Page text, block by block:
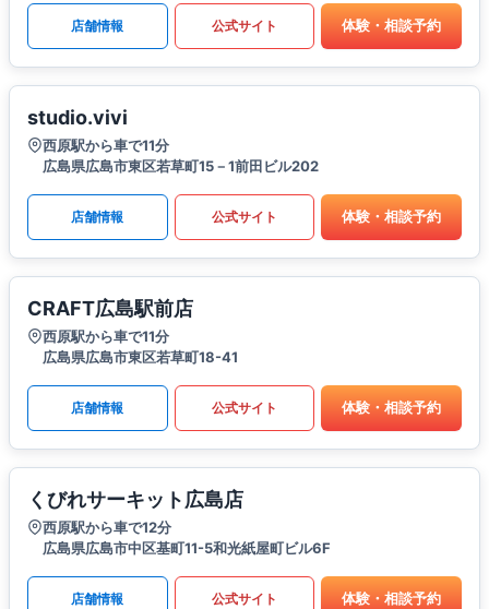
店舗情報 公式サイト 体験・相談予約
studio.vivi
西原駅から車で11分
広島県広島市東区若草町15－1前田ビル202
店舗情報 公式サイト 体験・相談予約
CRAFT広島駅前店
西原駅から車で11分
広島県広島市東区若草町18-41
店舗情報 公式サイト 体験・相談予約
くびれサーキット広島店
西原駅から車で12分
広島県広島市中区基町11-5和光紙屋町ビル6F
店舗情報 公式サイト 体験・相談予約